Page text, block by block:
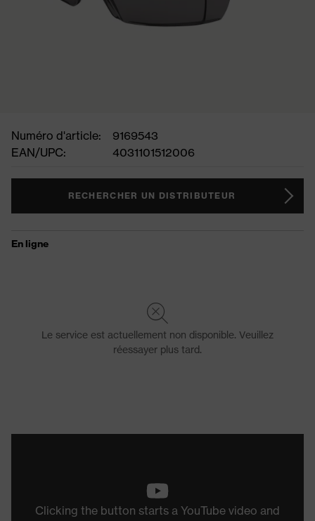
Numéro d'article:
9169543
EAN/UPC:
4031101512006
RECHERCHER UN DISTRIBUTEUR
Clicking the button starts a YouTube video and